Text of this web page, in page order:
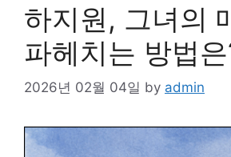
하지원, 그녀의
파헤치는 방법
2026년 02월 04일 by admin